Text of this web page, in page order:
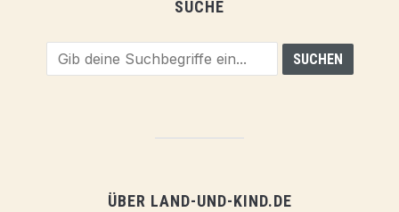
SUCHE
ÜBER LAND-UND-KIND.DE